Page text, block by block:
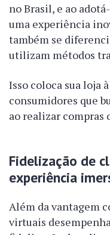
no Brasil, e ao
uma experiência
também se
utilizam métodos
Isso coloca sua loja
consumidores que
ao realizar compras
Fidelização de
experiência
Além da vantagem
virtuais